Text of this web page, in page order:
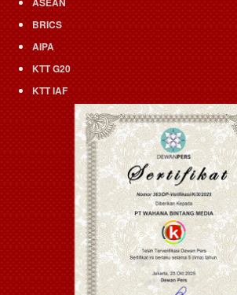
BRICS
AIPA
KTT G20
KTT IAF